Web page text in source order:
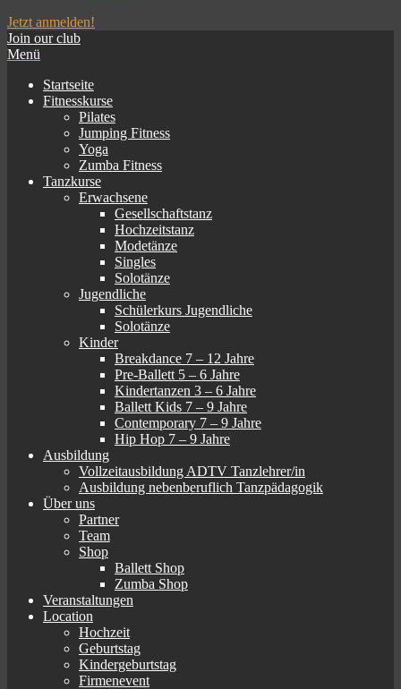
Jetzt anmelden!
Tanzwerk Konstanz
Hier tanzt Konstanz!
Join our club
Menü
Startseite
Fitnesskurse
Pilates
Jumping Fitness
Yoga
Zumba Fitness
Tanzkurse
Erwachsene
Gesellschaftstanz
Hochzeitstanz
Modetänze
Singles
Solotänze
Jugendliche
Schülerkurs Jugendliche
Solotänze
Kinder
Breakdance 7 – 12 Jahre
Pre-Ballett 5 – 6 Jahre
Kindertanzen 3 – 6 Jahre
Ballett Kids 7 – 9 Jahre
Contemporary 7 – 9 Jahre
Hip Hop 7 – 9 Jahre
Ausbildung
Vollzeitausbildung ADTV Tanzlehrer/in
Ausbildung nebenberuflich Tanzpädagogik
Über uns
Partner
Team
Shop
Ballett Shop
Zumba Shop
Veranstaltungen
Location
Hochzeit
Geburtstag
Kindergeburtstag
Firmenevent